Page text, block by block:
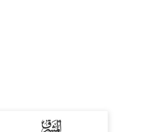
حلب - الاجزاء الثلاثة الطبعة